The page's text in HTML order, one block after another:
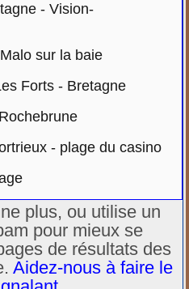
- Vision-
sur la baie
Forts - Bretagne
- plage du casino
plus, ou utilise un
pour mieux se
de résultats des
Aidez-nous à faire le